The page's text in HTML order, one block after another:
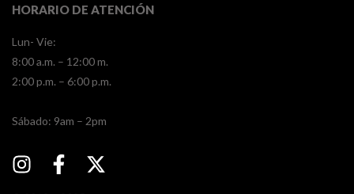
HORARIO DE ATENCIÓN
Lun- Vie:
8:00 a.m. – 12:00 m.
2:00 p.m. – 6:00 p.m.
​​Sábado: 9am – 2pm